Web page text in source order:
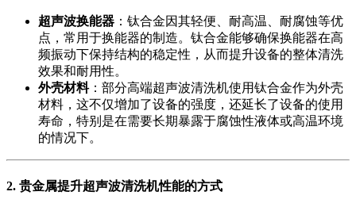
超声波换能器 ：钛合金因其轻便、耐高温、耐腐蚀等优
点，常用于换能器的制造。钛合金能够确保换能器在高
频振动下保持结构的稳定性，从而提升设备的整体清洗
效果和耐用性。
外壳材料：部分高端超声波清洗机使用钛合金作为外壳
材料，这不仅增加了设备的强度，还延长了设备的使用
寿命，特别是在需要长期暴露于腐蚀性液体或高温环境
的情况下。
2. 贵金属提升超声波清洗机性能的方式